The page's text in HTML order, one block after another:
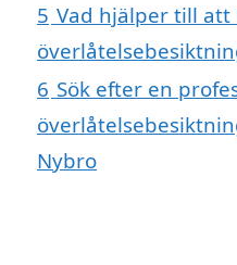
5 Vad hjälper till att
6 Sök efter en
Nybro